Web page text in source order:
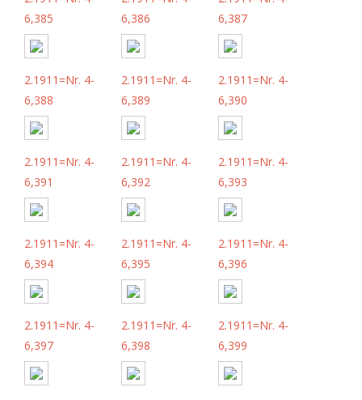
6,385
6,386
6,387
2.1911=Nr. 4-
6,388
2.1911=Nr. 4-
6,389
2.1911=Nr. 4-
6,390
2.1911=Nr. 4-
6,391
2.1911=Nr. 4-
6,392
2.1911=Nr. 4-
6,393
2.1911=Nr. 4-
6,394
2.1911=Nr. 4-
6,395
2.1911=Nr. 4-
6,396
2.1911=Nr. 4-
6,397
2.1911=Nr. 4-
6,398
2.1911=Nr. 4-
6,399